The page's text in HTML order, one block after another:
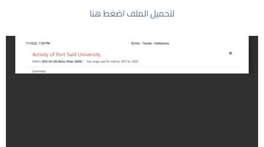
لتحميل الملف اضغط هنا